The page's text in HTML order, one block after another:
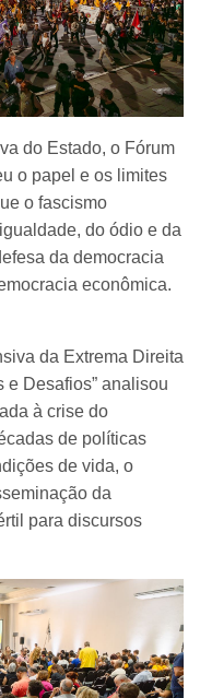
do Estado, o Fórum
o papel e os limites
o fascismo
do ódio e da
da democracia
econômica.
da Extrema Direita
e Desafios” analisou
à crise do
de políticas
de vida, o
da
para discursos